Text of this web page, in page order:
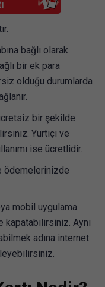
bağlı olarak
bir ek para
olduğu durumlarda
bir şekilde
Yurtiçi ve
ise ücretlidir.
ödemelerinizde
mobil uygulama
kapatabilirsiniz. Aynı
adına internet